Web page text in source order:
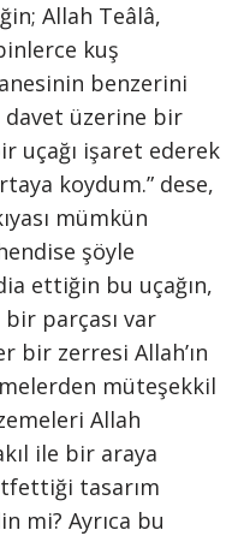
Allah Teâlâ,
kuş
benzerini
üzerine bir
uçağı işaret ederek
koydum.” dese,
mümkün
şöyle
ettiğin bu uçağın,
parçası var
bir zerresi Allah’ın
müteşekkil
Allah
ile bir araya
tasarım
mi? Ayrıca bu